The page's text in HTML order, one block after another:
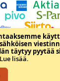
täytyy pyytää
Lue lisää.
seurain